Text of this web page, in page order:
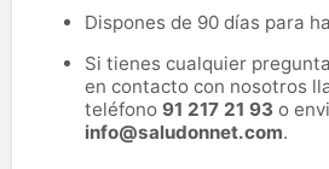
Dispones de 90 días para
Si tienes cualquier
en contacto con nosotros
teléfono 91 217 21 93 o
info@saludonnet.com.